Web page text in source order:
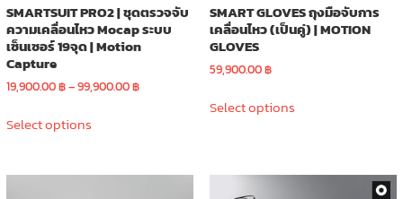
SMARTSUIT PRO2 | ชุดตรวจจับ
ความเคลื่อนไหว Mocap ระบบ
เซ็นเซอร์ 19จุด | Motion
Capture
19,900.00฿–99,900.00฿Price
Select optionsproduct
SMART GLOVES ถุงมือจับการ
เคลื่อนไหว (เป็นคู่) | MOTION
GLOVES
59,900.00฿
Select optionsproduct
variants.